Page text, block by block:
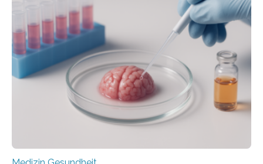
der Hypertrophen Kardiomyopathie (HCM) versagen
kann und wie sich durch eine Verringerung der
Herzbelastung und des oxidativen Stresses
Rhythmusstörungen reduzieren lassen. Würzburg. Die
hypertrophe Kardiomyopathie (HCM) ist die häufigste
erblich bedingte Herzerkrankung. Sie führt dazu, dass
sich die linke Herzkammer verdickt, der Herzmuskel zu
stark kontrahiert…